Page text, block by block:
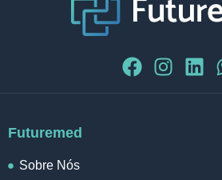
Futuremed
Sobre Nós